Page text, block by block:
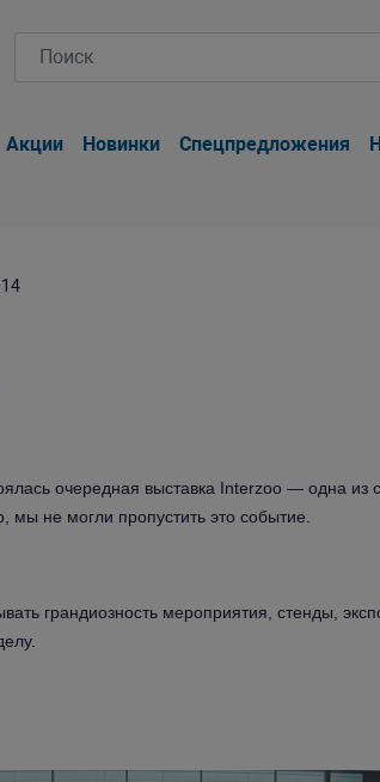
Акции Новинки Спецпредложения
очередная выставка Interzoo — одна
мы не могли пропустить это событие.
грандиозность мероприятия, стенды,